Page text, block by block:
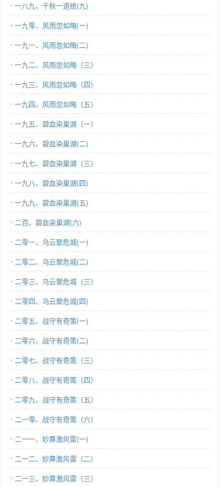
一八九、千秋一道统(九)
一九零、风雨忽如晦(一)
一九一、风雨忽如晦(二)
一九二、风雨忽如晦（三）
一九三、风雨忽如晦（四）
一九四、风雨忽如晦（五）
一九五、碧血染巢湖（一）
一九六、碧血染巢湖(二)
一九七、碧血染巢湖（三）
一九八、碧血染巢湖(四)
一九九、碧血染巢湖(五)
二百、碧血染巢湖(六)
二零一、乌云聚危城(一)
二零二、乌云聚危城(二)
二零三、乌云聚危城（三）
二零四、乌云聚危城(四)
二零五、战守有奇策(一)
二零六、战守有奇策(二)
二零七、战守有奇策（三）
二零八、战守有奇策（四）
二零九、战守有奇策（五）
二一零、战守有奇策（六）
二一一、妙算激风雷(一)
二一二、妙算激风雷（二）
二一三、妙算激风雷（三）